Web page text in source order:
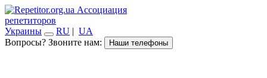
Ассоциация
репетиторов
Украины
RU | UA
Вопросы? Звоните нам:
Наши телефоны